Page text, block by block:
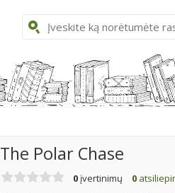
The Polar Chase
0 įvertinimų 0